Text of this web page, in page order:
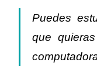
Puedes
que